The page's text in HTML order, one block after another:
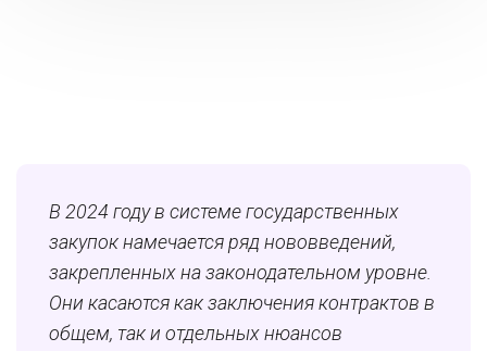
В 2024 году в системе государственных
закупок намечается ряд нововведений,
закрепленных на законодательном уровне.
Они касаются как заключения контрактов в
общем, так и отдельных нюансов